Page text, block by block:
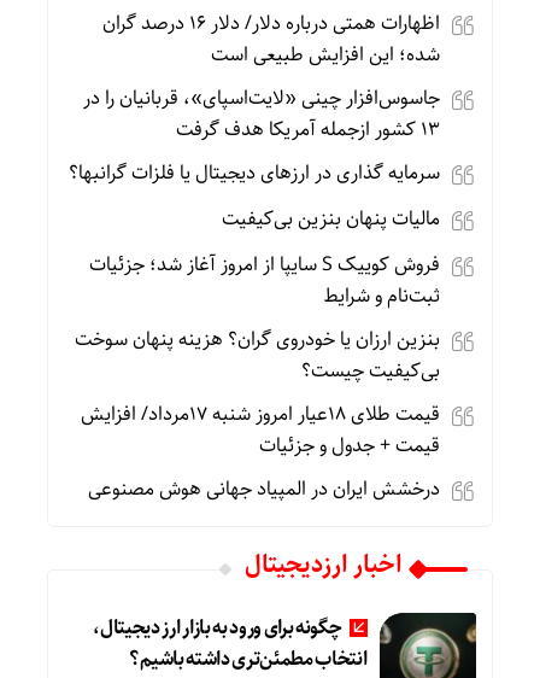
اظهارات همتی درباره دلار/ دلار ۱۶ درصد گران
شده؛ این افزایش طبیعی است
جاسوس‌افزار چینی «لایت‌اسپای»، قربانیان را در
۱۳ کشور ازجمله آمریکا هدف گرفت
سرمایه گذاری در ارزهای دیجیتال یا فلزات گرانبها؟
مالیات پنهان بنزین بی‌کیفیت
فروش کوییک S سایپا از امروز آغاز شد؛ جزئیات
ثبت‌نام و شرایط
بنزین ارزان یا خودروی گران؟ هزینه پنهان سوخت
بی‌کیفیت چیست؟
قیمت طلای 18عیار امروز شنبه 17مرداد/ افزایش
قیمت + جدول و جزئیات
درخشش ایران در المپیاد جهانی هوش مصنوعی
اخبار ارزدیجیتال
چگونه برای ورود به بازار ارز دیجیتال،
انتخاب مطمئن‌تری داشته باشیم؟